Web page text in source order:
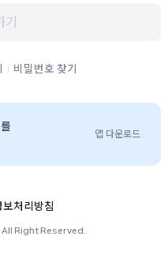
비밀번호 찾기
앱 다운로드
처리방침
Right Reserved.